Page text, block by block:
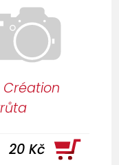
20 Kč